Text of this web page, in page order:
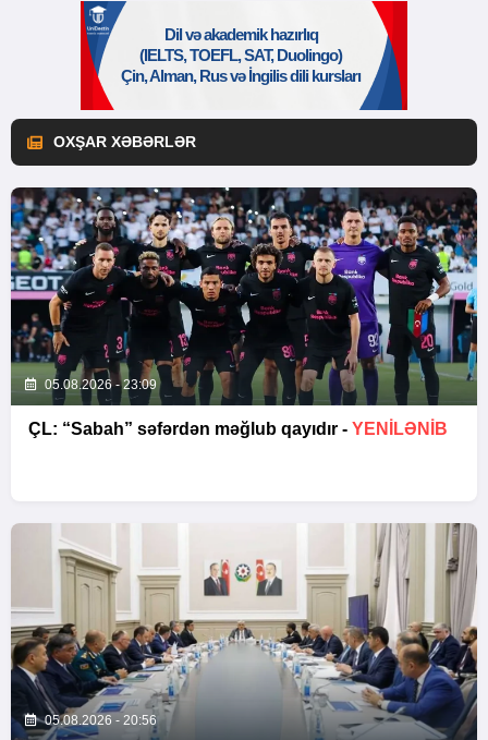
OXŞAR XƏBƏRLƏR
05.08.2026 - 23:09
ÇL: “Sabah” səfərdən məğlub qayıdır - YENİLƏNİB
05.08.2026 - 20:56